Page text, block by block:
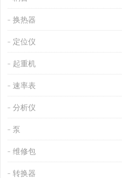
换热器
定位仪
起重机
速率表
分析仪
泵
维修包
转换器